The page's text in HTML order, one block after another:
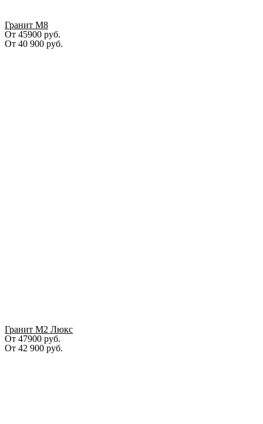
Гранит М8
От 45900 руб.
От 40 900 руб.
Гранит М2 Люкс
От 47900 руб.
От 42 900 руб.